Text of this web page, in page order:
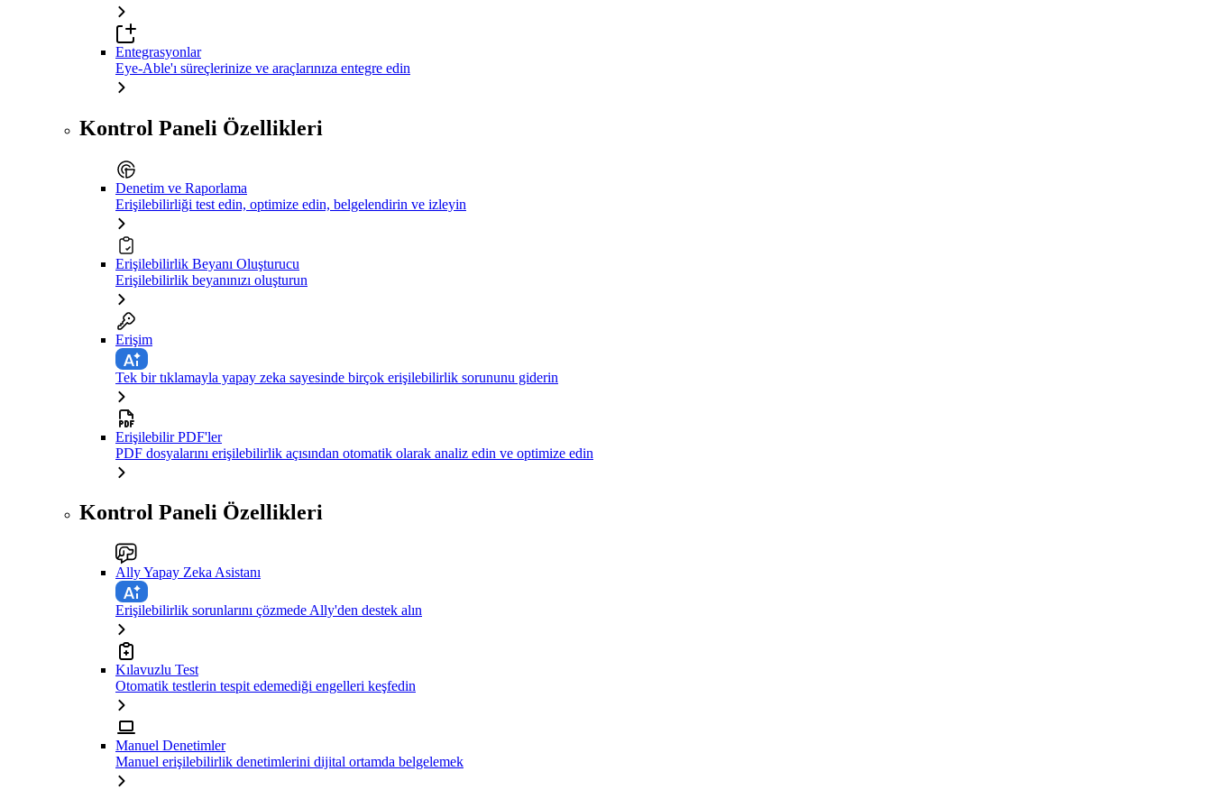
Entegrasyonlar
Eye-Able'ı süreçlerinize ve araçlarınıza entegre edin
Kontrol Paneli Özellikleri
Denetim ve Raporlama
Erişilebilirliği test edin, optimize edin, belgelendirin ve izleyin
Erişilebilirlik Beyanı Oluşturucu
Erişilebilirlik beyanınızı oluşturun
Erişim
Tek bir tıklamayla yapay zeka sayesinde birçok erişilebilirlik sorununu giderin
Erişilebilir PDF'ler
PDF dosyalarını erişilebilirlik açısından otomatik olarak analiz edin ve optimize edin
Kontrol Paneli Özellikleri
Ally Yapay Zeka Asistanı
Erişilebilirlik sorunlarını çözmede Ally'den destek alın
Kılavuzlu Test
Otomatik testlerin tespit edemediği engelleri keşfedin
Manuel Denetimler
Manuel erişilebilirlik denetimlerini dijital ortamda belgelemek